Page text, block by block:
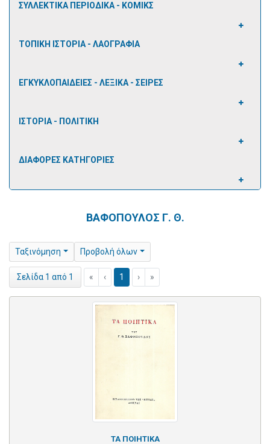
ΣΥΛΛΕΚΤΙΚΑ ΠΕΡΙΟΔΙΚΑ - ΚΟΜΙΚΣ
ΤΟΠΙΚΗ ΙΣΤΟΡΙΑ - ΛΑΟΓΡΑΦΙΑ
ΕΓΚΥΚΛΟΠΑΙΔΕΙΕΣ - ΛΕΞΙΚΑ - ΣΕΙΡΕΣ
ΙΣΤΟΡΙΑ - ΠΟΛΙΤΙΚΗ
ΔΙΑΦΟΡΕΣ ΚΑΤΗΓΟΡΙΕΣ
ΒΑΦΟΠΟΥΛΟΣ Γ. Θ.
Ταξινόμηση Προβολή όλων
Σελίδα 1 από 1 « ‹ 1 › »
ΤΑ ΠΟΙΗΤΙΚΑ